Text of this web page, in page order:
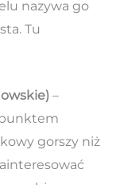
nazywa go
Tu
–
gorszy niż